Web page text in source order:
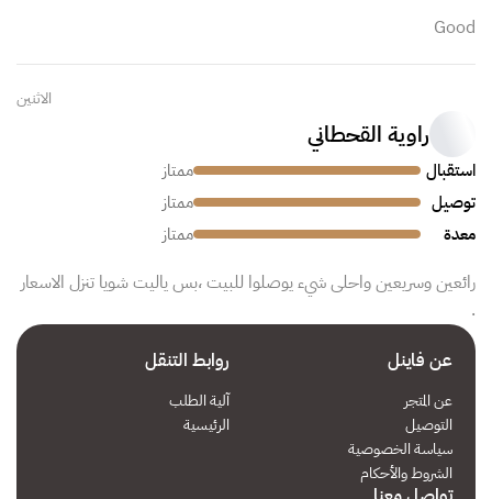
Good
الاثنين
راوية القحطاني
استقبال
ممتاز
توصيل
ممتاز
معدة
ممتاز
رائعين وسريعين واحلى شيء يوصلوا للبيت ،بس ياليت شويا تنزل الاسعار
.
عن فاينل
عن المتجر
التوصيل
سياسة الخصوصية
الشروط والأحكام
روابط التنقل
آلية الطلب
الرئيسية